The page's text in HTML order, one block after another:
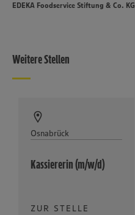
EDEKA Foodservice Stiftung & Co. KG
Weitere Stellen
Osnabrück
Kassiererin (m/w/d)
ZUR STELLE